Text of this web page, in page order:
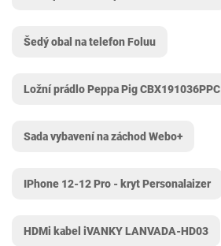
Šedý obal na telefon Foluu
Ložní prádlo Peppa Pig CBX191036PPC
Sada vybavení na záchod Webo+
IPhone 12-12 Pro - kryt Personalaizer
HDMi kabel iVANKY LANVADA-HD03